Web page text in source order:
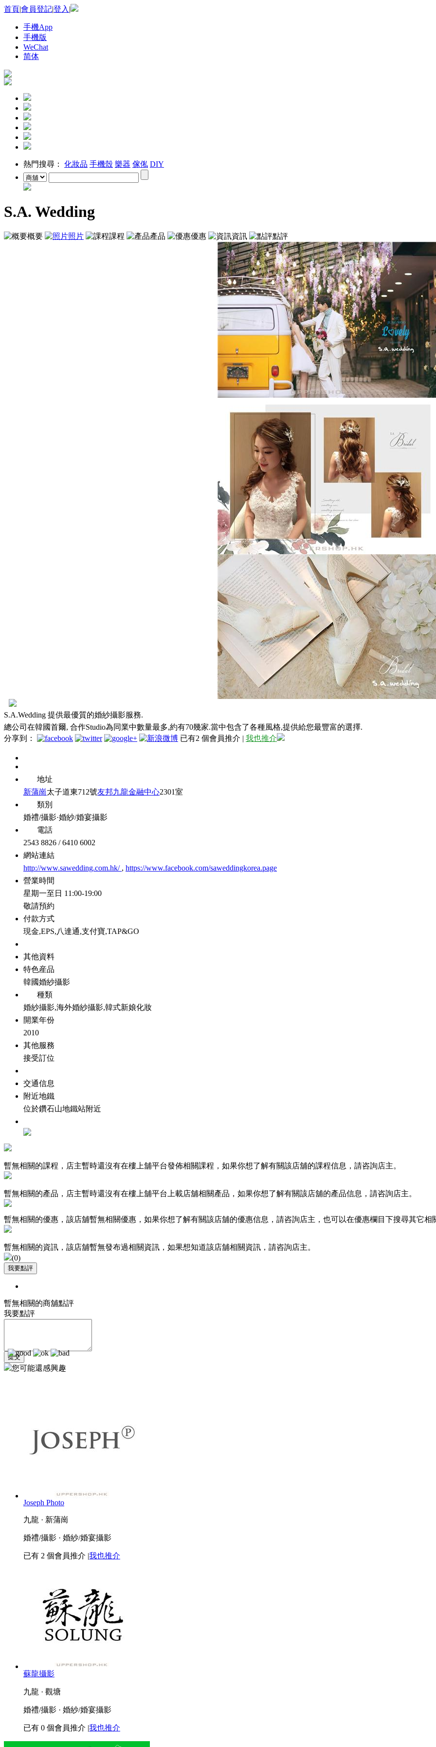
首頁|會員登記|登入 |
手機App
手機版
WeChat
简体
熱門搜尋： 化妝品 手機殼 樂器 傢俬 DIY
S.A. Wedding
概要 照片 課程 產品 優惠 資訊 點評
S.A.Wedding 提供最優質的婚紗攝影服務.
總公司在韓國首爾, 合作Studio為同業中數量最多,約有70幾家.當中包含了各種風格,提供給您最豐富的選擇.
分享到：
已有2 個會員推介 | 我也推介
地址
新蒲崗太子道東712號友邦九龍金融中心2301室
類別
婚禮/攝影·婚紗/婚宴攝影
電話
2543 8826 / 6410 6002
網站連結
http://www.sawedding.com.hk/ , https://www.facebook.com/saweddingkorea.page
營業時間
星期一至日 11:00-19:00
敬請預約
付款方式
現金,EPS,八達通,支付寶,TAP&GO
其他資料
特色産品
韓國婚紗攝影
種類
婚紗攝影,海外婚紗攝影,韓式新娘化妝
開業年份
2010
其他服務
接受訂位
交通信息
附近地鐵
位於鑽石山地鐵站附近
暫無相關的課程，店主暫時還沒有在樓上舖平台發佈相關課程，如果你想了解有關該店舖的課程信息，請咨詢店主。
暫無相關的產品，店主暫時還沒有在樓上舖平台上載店舖相關產品，如果你想了解有關該店舖的產品信息，請咨詢店主。
暫無相關的優惠，該店舖暫無相關優惠，如果你想了解有關該店舖的優惠信息，請咨詢店主，也可以在優惠欄目下搜尋其它相
暫無相關的資訊，該店舖暫無發布過相關資訊，如果想知道該店舖相關資訊，請咨詢店主。
(0)
暫無相關的商舖點評
我要點評
您可能還感興趣
Joseph Photo
九龍 · 新蒲崗
婚禮/攝影 · 婚紗/婚宴攝影
已有 2 個會員推介 |我也推介
蘇龍攝影
九龍 · 觀塘
婚禮/攝影 · 婚紗/婚宴攝影
已有 0 個會員推介 |我也推介